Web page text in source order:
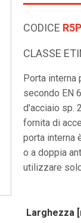
CODICE
CLASSE
Porta interna
secondo EN
d'acciaio sp.
fornita di
porta interna
o a doppia
utilizzare
Larghezza